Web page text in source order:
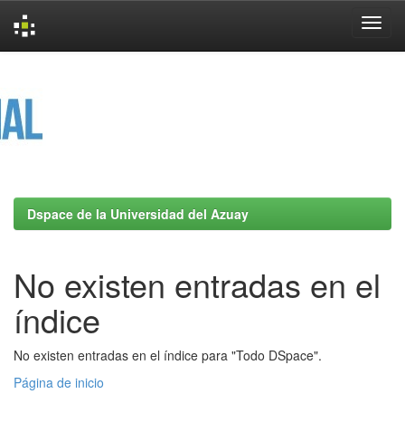
Dspace de la Universidad del Azuay
No existen entradas en el
índice
No existen entradas en el índice para "Todo DSpace".
Página de inicio